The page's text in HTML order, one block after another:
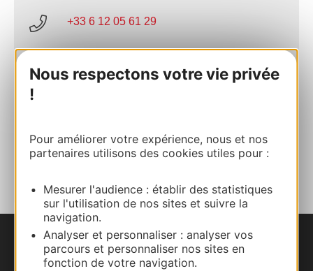
Nous respectons votre vie privée
!
Pour améliorer votre expérience, nous et nos
partenaires utilisons des cookies utiles pour :
Mesurer l'audience : établir des statistiques
sur l'utilisation de nos sites et suivre la
navigation.
Analyser et personnaliser : analyser vos
parcours et personnaliser nos sites en
fonction de votre navigation.
+33 6 12 05 61 29
AJOUTER
AU CARNET
Nous contacter